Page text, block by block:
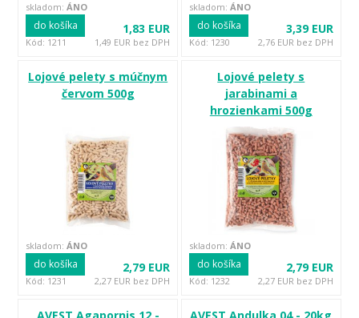
Kód: 1211
skladom: ÁNO
1,83 EUR
1,49 EUR bez DPH
do košíka
Kód: 1230
skladom: ÁNO
3,39 EUR
2,76 EUR bez DPH
do košíka
Lojové pelety s múčnym
červom 500g
Kód: 1231
skladom: ÁNO
2,79 EUR
2,27 EUR bez DPH
do košíka
Lojové pelety s
jarabinami a
hrozienkami 500g
Kód: 1232
skladom: ÁNO
2,79 EUR
2,27 EUR bez DPH
do košíka